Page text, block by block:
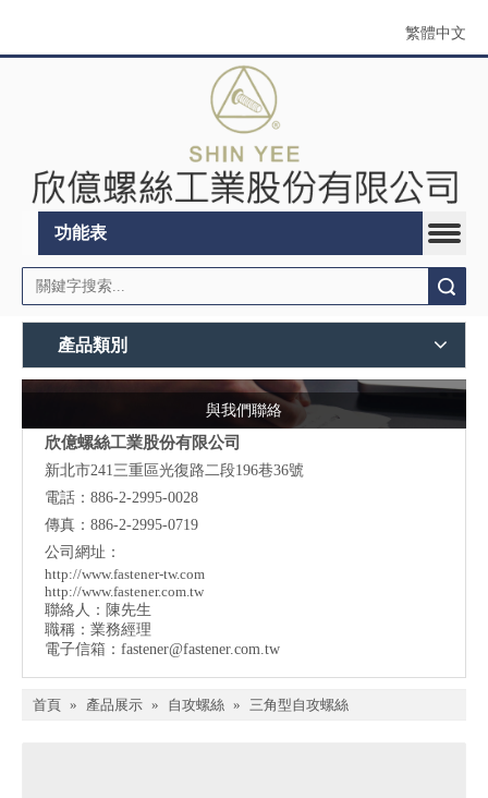
繁體中文
功能表
產品類別
與我們聯絡
欣億螺絲工業股份有限公司
新北市241三重區光復路二段196巷36號
電話：886-2-2995-0028
傳真：886-2-2995-0719
公司網址：
http://www.fastener-tw.com
http://www.fastener.com.tw
聯絡人：陳先生
職稱：業務經理
電子信箱： fastener@fastener.com.tw
首頁 » 產品展示 » 自攻螺絲 » 三角型自攻螺絲